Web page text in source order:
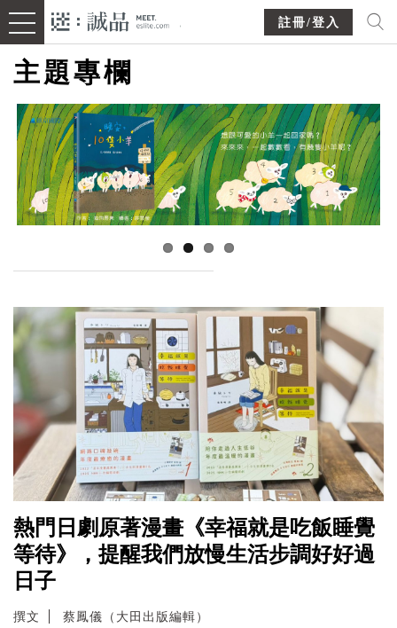
註冊/登入
主題專欄
熱門日劇原著漫畫《幸福就是吃飯睡覺
等待》，提醒我們放慢生活步調好好過
日子
撰文 蔡鳳儀（大田出版編輯）